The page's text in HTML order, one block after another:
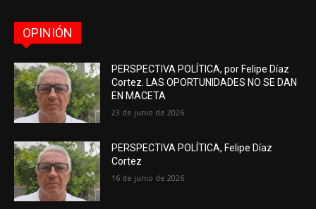
OPINIÓN
PERSPECTIVA POLÍTICA, por Felipe Díaz
Cortez. LAS OPORTUNIDADES NO SE DAN
EN MACETA
23 de junio de 2026
PERSPECTIVA POLÍTICA, Felipe Díaz
Cortez
16 de junio de 2026